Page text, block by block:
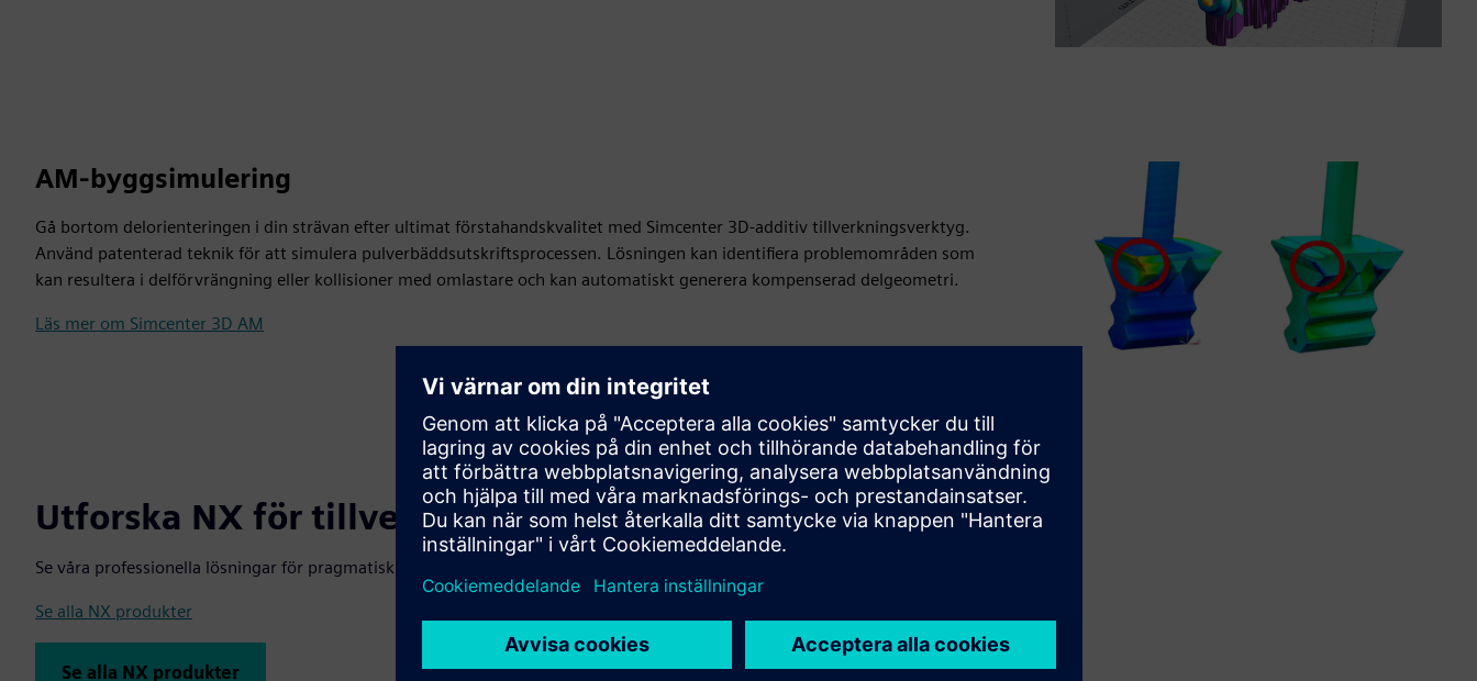
AM-byggsimulering
Gå bortom delorienteringen i din strävan efter ultimat förstahandskvalitet med Simcenter 3D-additiv tillverkningsverktyg.
Använd patenterad teknik för att simulera pulverbäddsutskriftsprocessen. Lösningen kan identifiera problemområden som
kan resultera i delförvrängning eller kollisioner med omlastare och kan automatiskt generera kompenserad delgeometri.
Läs mer om Simcenter 3D AM
Utforska NX för tillverkningsprodukter
Se våra professionella lösningar för pragmatisk, industriell additiv tillverkningsdesign.
Se alla NX produkter
Se alla NX produkter